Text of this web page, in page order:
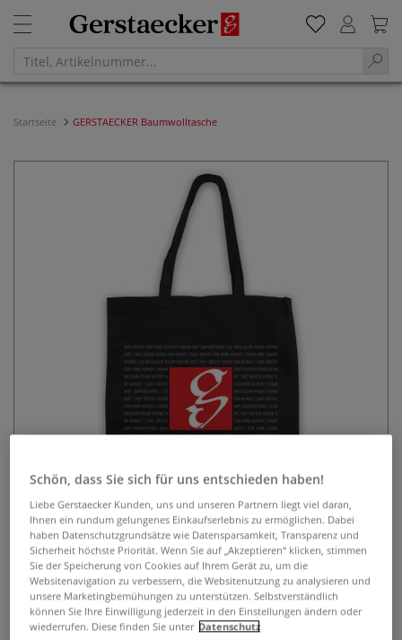
Startseite GERSTAECKER Baumwolltasche
GERSTAECKER Baumwolltasche
0 Bewertungen
Der perfekte Begleiter im Alltag: Größe ca. 38 cm x 42 cm,
Schön, dass Sie sich für uns entschieden haben!
Liebe Gerstaecker Kunden, uns und unseren Partnern liegt viel daran,
Ihnen ein rundum gelungenes Einkaufserlebnis zu ermöglichen. Dabei
haben Datenschutzgrundsätze wie Datensparsamkeit, Transparenz und
Sicherheit höchste Priorität. Wenn Sie auf „Akzeptieren“ klicken, stimmen
Sie der Speicherung von Cookies auf Ihrem Gerät zu, um die
Websitenavigation zu verbessern, die Websitenutzung zu analysieren und
unsere Marketingbemühungen zu unterstützen. Selbstverständlich
können Sie Ihre Einwilligung jederzeit in den Einstellungen ändern oder
wiederrufen. Diese finden Sie unter Datenschutz